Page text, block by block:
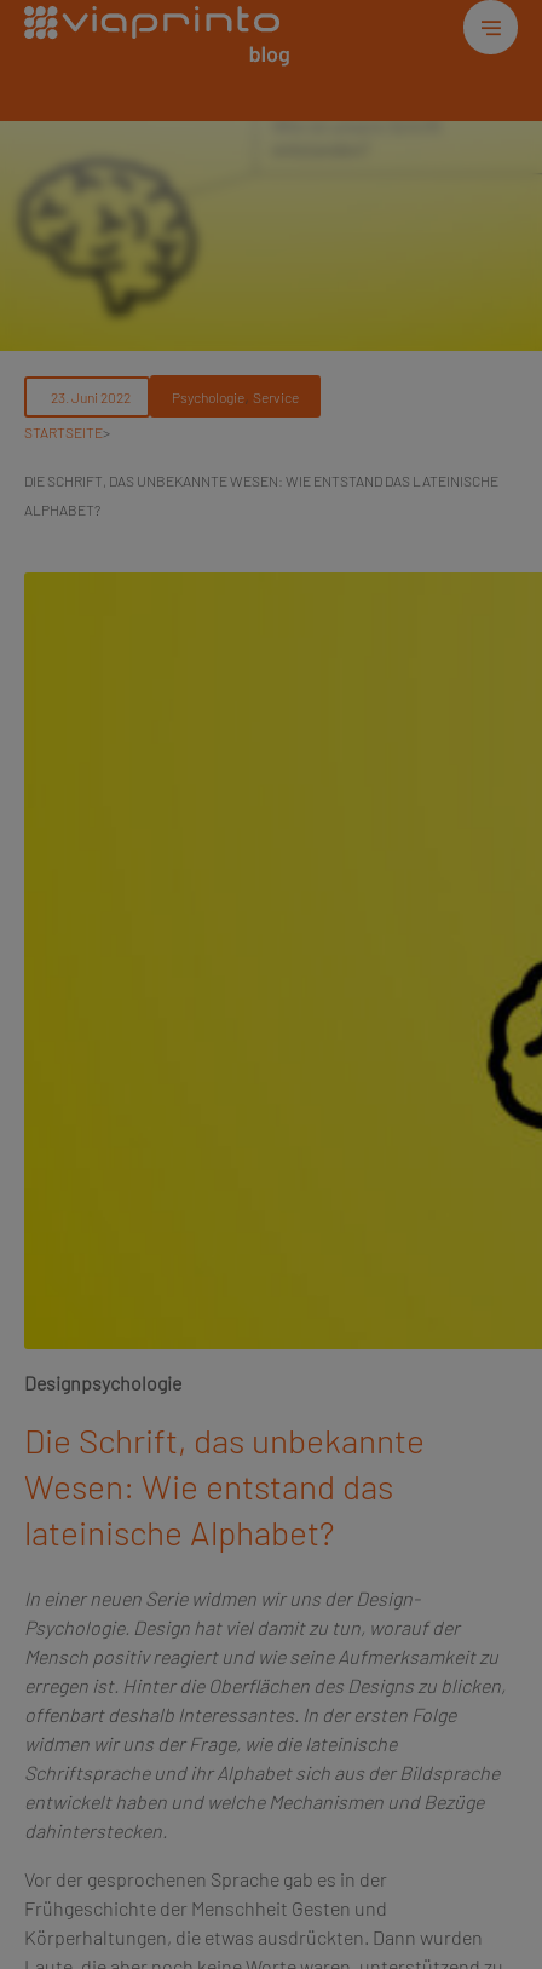
Psychologie, Service
STARTSEITE>
DIE SCHRIFT, DAS UNBEKANNTE WESEN: WIE ENTSTAND DAS LATEINISCHE
ALPHABET?
Designpsychologie
Die Schrift, das unbekannte
Wesen: Wie entstand das
lateinische Alphabet?
In einer neuen Serie widmen wir uns der Design-
Psychologie. Design hat viel damit zu tun, worauf der
Mensch positiv reagiert und wie seine Aufmerksamkeit zu
erregen ist. Hinter die Oberflächen des Designs zu blicken,
offenbart deshalb Interessantes. In der ersten Folge
widmen wir uns der Frage, wie die lateinische
Schriftsprache und ihr Alphabet sich aus der Bildsprache
entwickelt haben und welche Mechanismen und Bezüge
dahinterstecken.
Vor der gesprochenen Sprache gab es in der
Frühgeschichte der Menschheit Gesten und
Körperhaltungen, die etwas ausdrückten. Dann wurden